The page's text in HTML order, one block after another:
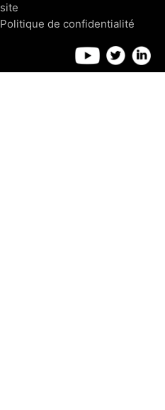
site
Politique de confidentialité